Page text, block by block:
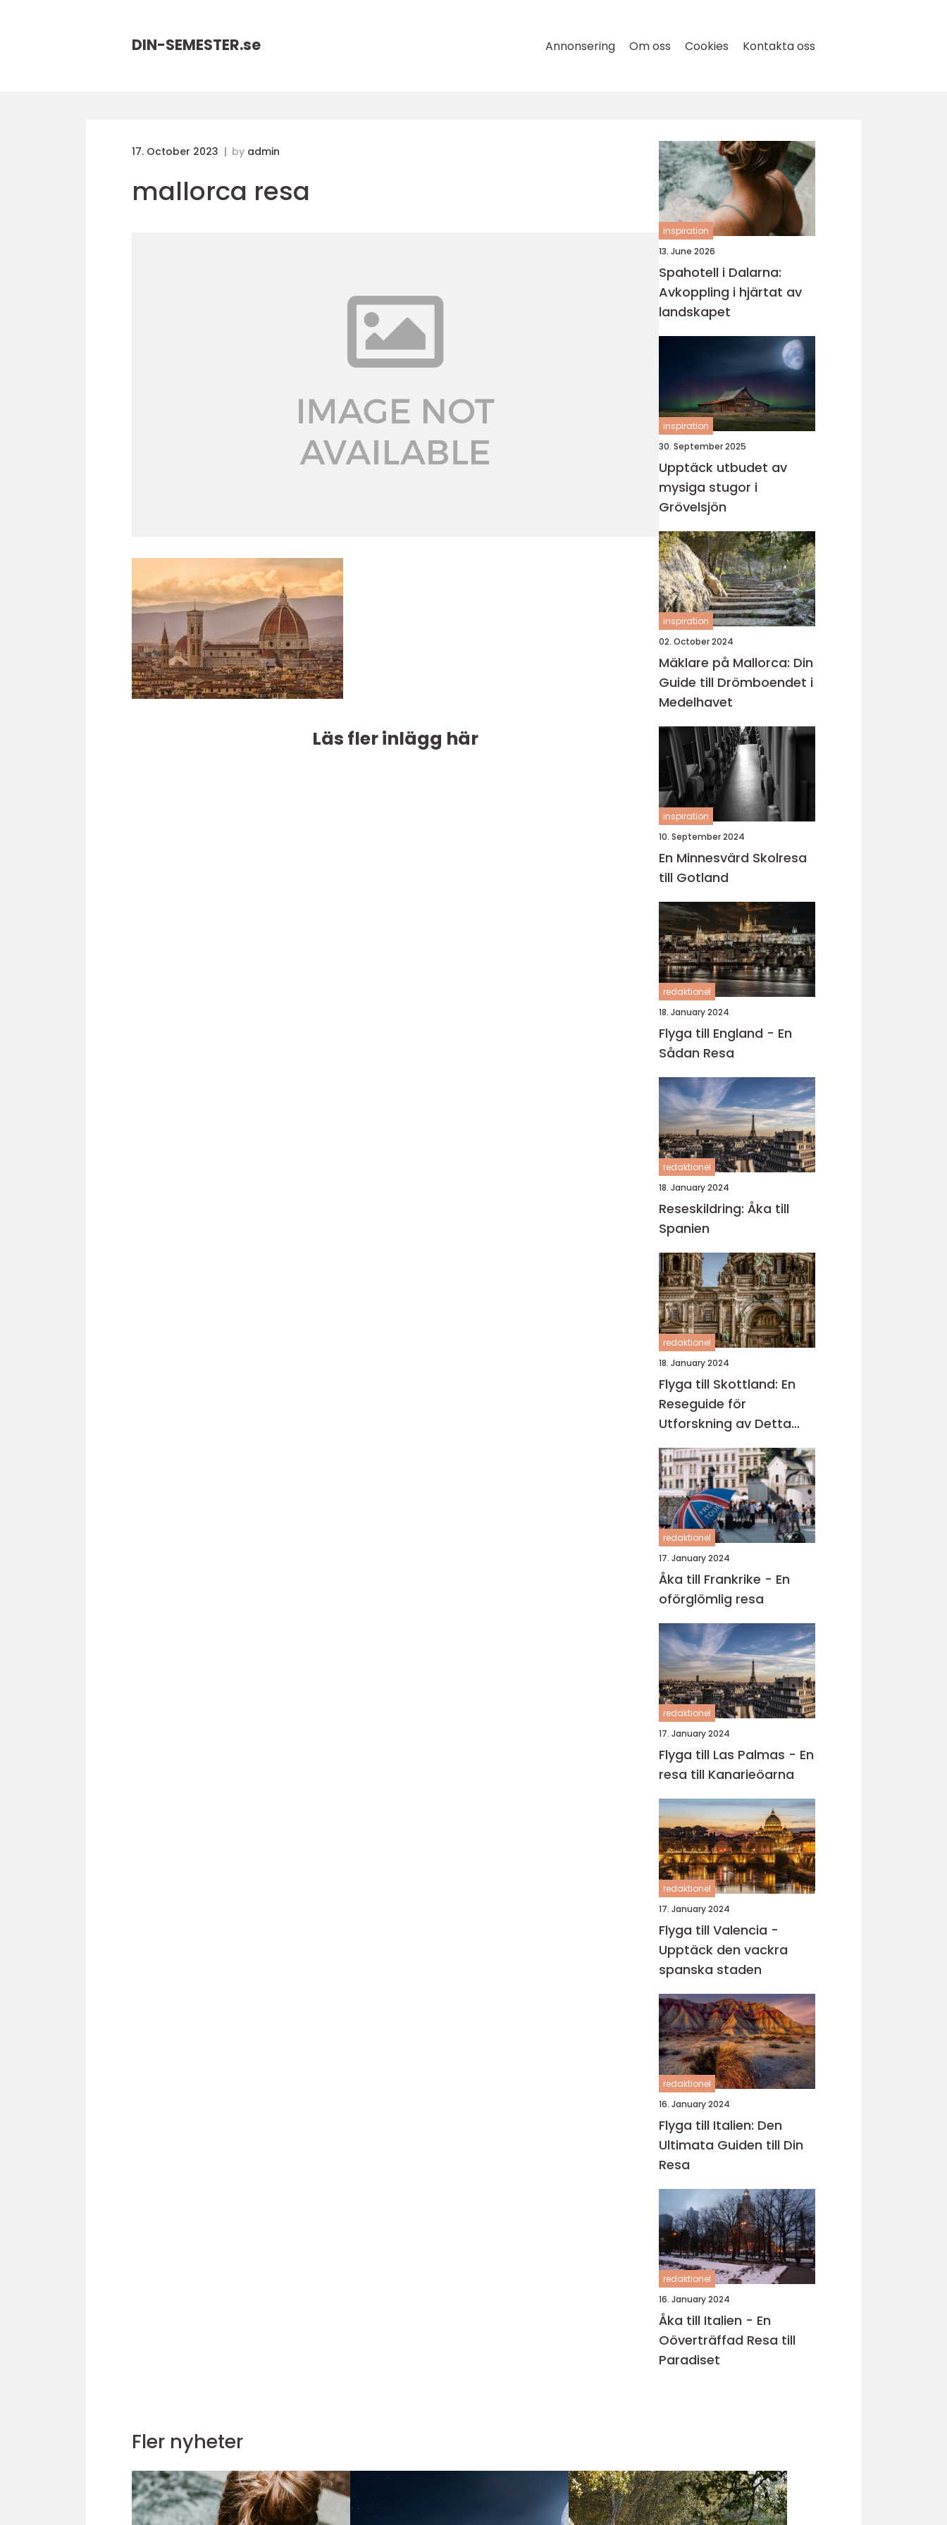
DIN-SEMESTER.se Annonsering Om oss Cookies Kontakta oss
17. October 2023 by admin
mallorca resa
Läs fler inlägg här
inspiration
13. June 2026
Spahotell i Dalarna:
Avkoppling i hjärtat av
landskapet
inspiration
30. September 2025
Upptäck utbudet av
mysiga stugor i
Grövelsjön
inspiration
02. October 2024
Mäklare på Mallorca: Din
Guide till Drömboendet i
Medelhavet
inspiration
10. September 2024
En Minnesvärd Skolresa
till Gotland
redaktionel
18. January 2024
Flyga till England - En
Sådan Resa
redaktionel
18. January 2024
Reseskildring: Åka till
Spanien
redaktionel
18. January 2024
Flyga till Skottland: En
Reseguide för
Utforskning av Detta
Fascinerande Land
redaktionel
17. January 2024
Åka till Frankrike - En
oförglömlig resa
redaktionel
17. January 2024
Flyga till Las Palmas - En
resa till Kanarieöarna
redaktionel
17. January 2024
Flyga till Valencia -
Upptäck den vackra
spanska staden
redaktionel
16. January 2024
Flyga till Italien: Den
Ultimata Guiden till Din
Resa
redaktionel
16. January 2024
Åka till Italien - En
Oöverträffad Resa till
Paradiset
Fler nyheter